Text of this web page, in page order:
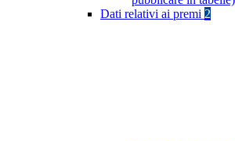
Dati relativi ai premi 2